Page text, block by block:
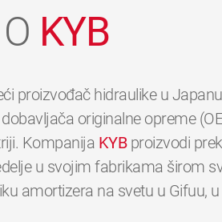
O KYB
proizvođač hidraulike u
originalne opreme
Kompanija KYBproizvodi
u svojim fabrikama širom
amortizera na svetu u Gifuu,